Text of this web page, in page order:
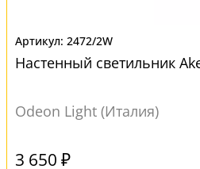
2472/2W
Настенный светильник
Odeon Light (Италия)
3 650 ₽